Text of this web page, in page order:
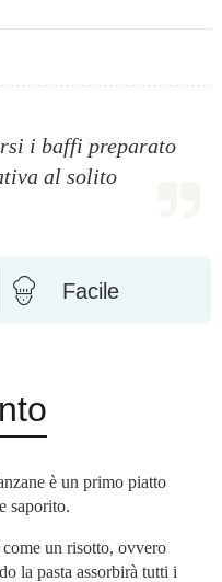
i baffi preparato
al solito
Facile
è un primo piatto
saporito.
un risotto, ovvero
la pasta assorbirà tutti i